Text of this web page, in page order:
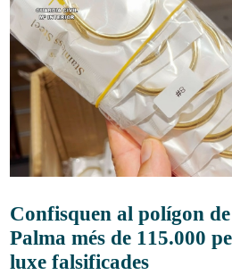
Confisquen al polígon
Palma més de 115.000
luxe falsificades